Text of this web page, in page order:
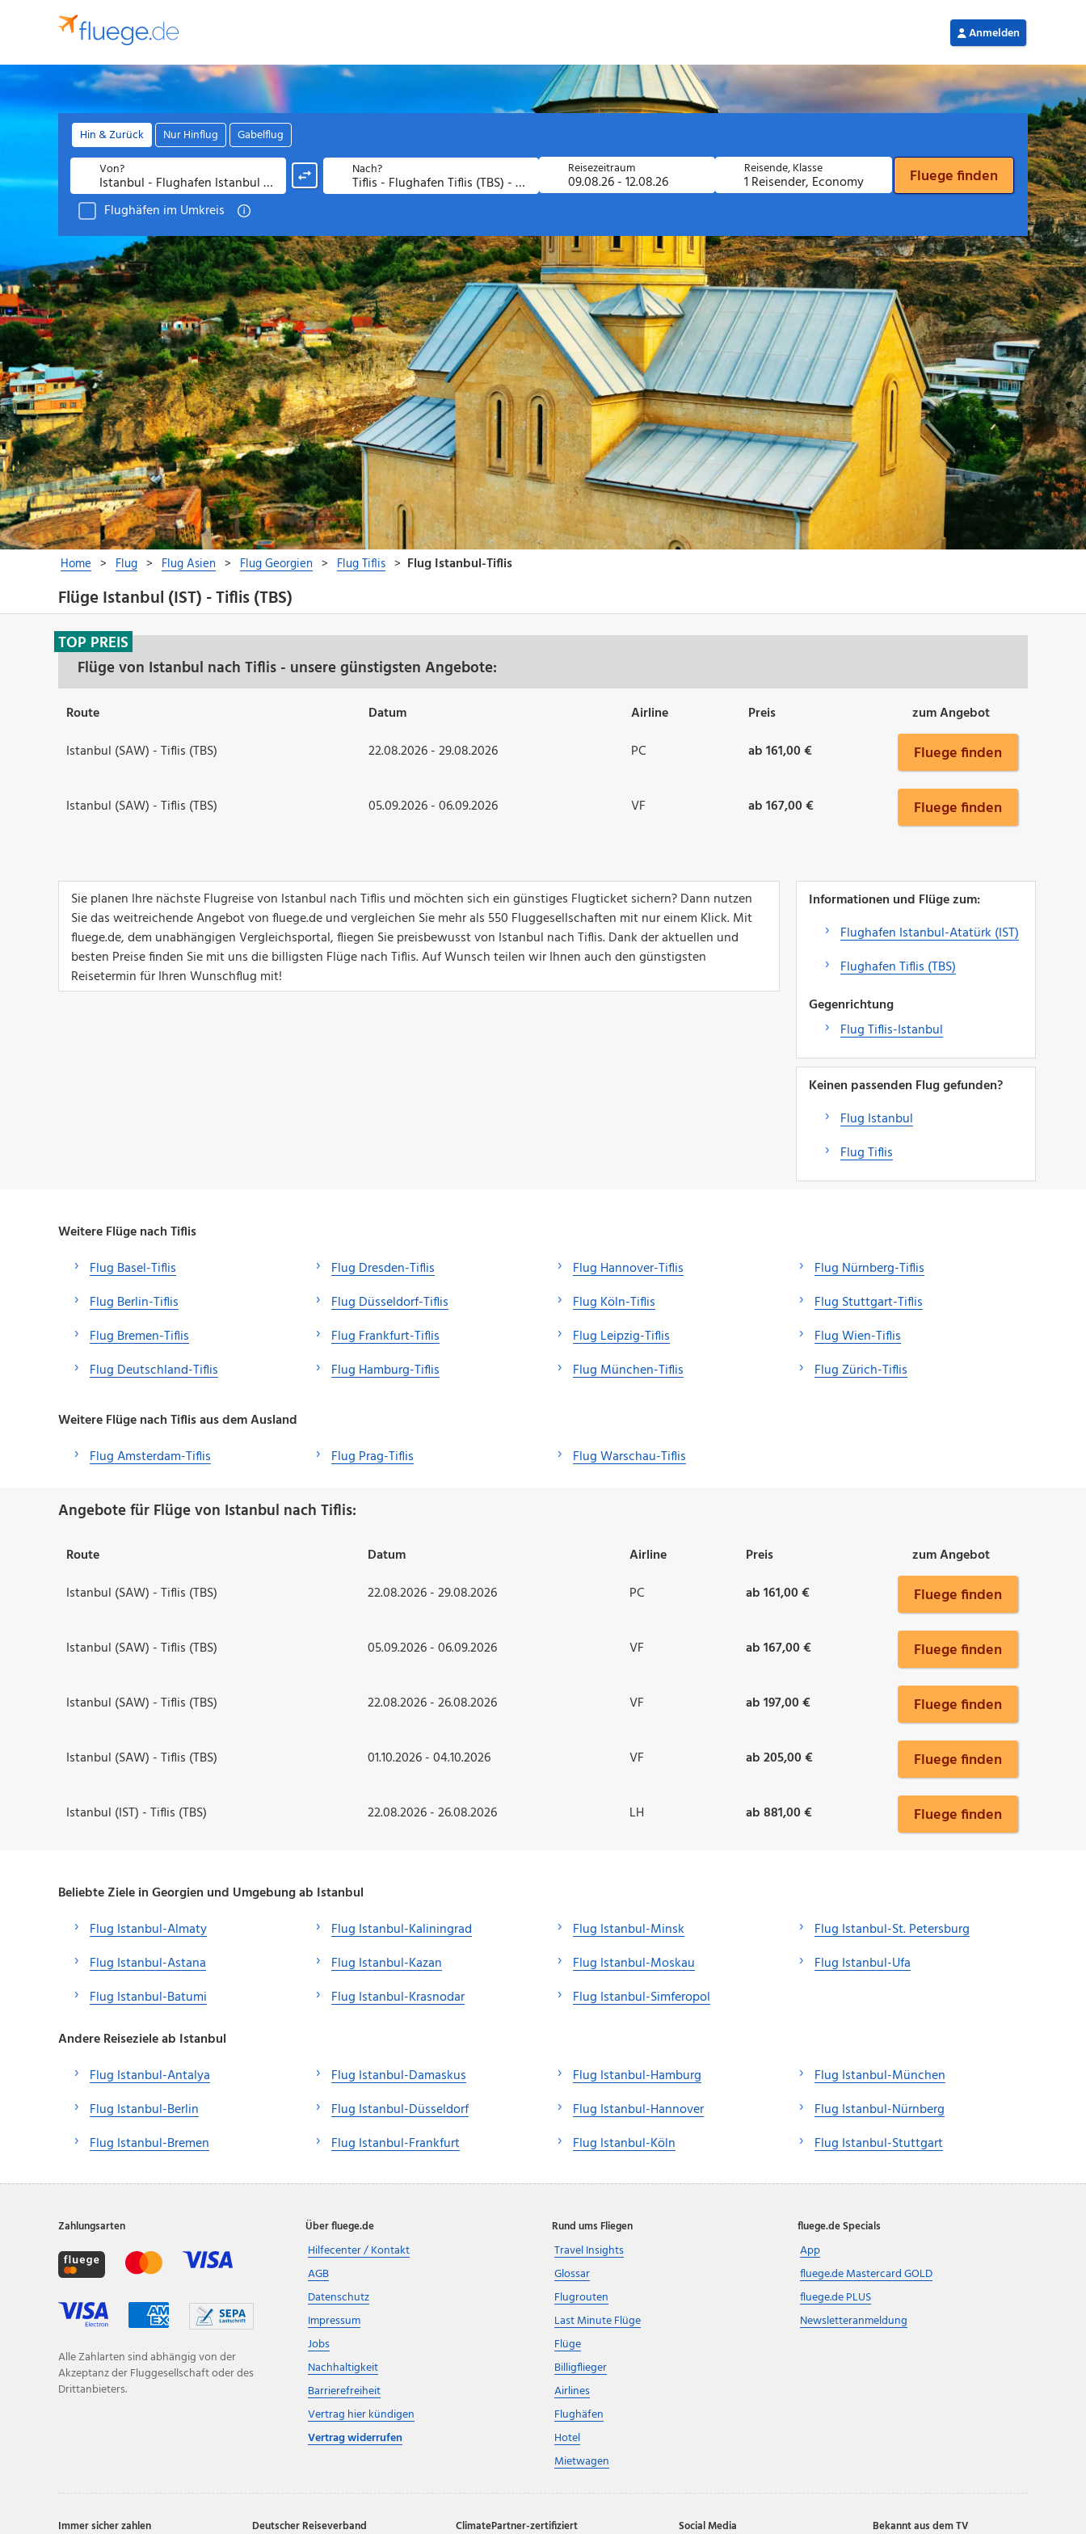
Flüge Istanbul (IST) - Tiflis (TBS)
Flüge von Istanbul nach Tiflis - unsere günstigsten Angebote:
TOP PREIS
Route Datum Airline Preis
zum Angebot
Istanbul (SAW) - Tiflis (TBS)
22.08.2026 - 29.08.2026 PC ab 161,00 € Fluege finden
Istanbul (SAW) - Tiflis (TBS) 05.09.2026 - 06.09.2026 VF ab 167,00 € Fluege finden
Sie planen Ihre nächste Flugreise von Istanbul nach Tiflis und möchten sich ein günstiges Flugticket sichern? Dann nutzen
Sie das weitreichende Angebot von fluege.de und vergleichen Sie mehr als 550 Fluggesellschaften mit nur einem Klick. Mit
fluege.de, dem unabhängigen Vergleichsportal, fliegen Sie preisbewusst von Istanbul nach Tiflis. Dank der aktuellen und
besten Preise finden Sie mit uns die billigsten Flüge nach Tiflis. Auf Wunsch teilen wir Ihnen auch den günstigsten
Reisetermin für Ihren Wunschflug mit!
Informationen und Flüge zum:
Flughafen Istanbul-Atatürk (IST)
Flughafen Tiflis (TBS)
Gegenrichtung
Flug Tiflis-Istanbul
Keinen passenden Flug gefunden?
Flug Istanbul
Flug Tiflis
Weitere Flüge nach Tiflis
Flug Basel-Tiflis
Flug Berlin-Tiflis
Flug Bremen-Tiflis
Flug Deutschland-Tiflis
Flug Dresden-Tiflis
Flug Düsseldorf-Tiflis
Flug Frankfurt-Tiflis
Flug Hamburg-Tiflis
Flug Hannover-Tiflis
Flug Köln-Tiflis
Flug Leipzig-Tiflis
Flug München-Tiflis
Flug Nürnberg-Tiflis
Flug Stuttgart-Tiflis
Flug Wien-Tiflis
Flug Zürich-Tiflis
Weitere Flüge nach Tiflis aus dem Ausland
Flug Amsterdam-Tiflis
Flug Prag-Tiflis Flug Warschau-Tiflis
Angebote für Flüge von Istanbul nach Tiflis:
Route Datum Airline Preis
zum Angebot
Istanbul (SAW) - Tiflis (TBS)
22.08.2026 - 29.08.2026 PC ab 161,00 € Fluege finden
Istanbul (SAW) - Tiflis (TBS) 05.09.2026 - 06.09.2026 VF ab 167,00 € Fluege finden
Istanbul (SAW) - Tiflis (TBS) 22.08.2026 - 26.08.2026 VF ab 197,00 € Fluege finden
Istanbul (SAW) - Tiflis (TBS) 01.10.2026 - 04.10.2026 VF ab 205,00 € Fluege finden
Istanbul (IST) - Tiflis (TBS) 22.08.2026 - 26.08.2026 LH ab 881,00 € Fluege finden
Beliebte Ziele in Georgien und Umgebung ab Istanbul
Flug Istanbul-Almaty
Flug Istanbul-Astana
Flug Istanbul-Batumi
Flug Istanbul-Kaliningrad
Flug Istanbul-Kazan
Flug Istanbul-Krasnodar
Flug Istanbul-Minsk
Flug Istanbul-Moskau
Flug Istanbul-Simferopol
Flug Istanbul-St. Petersburg
Flug Istanbul-Ufa
Andere Reiseziele ab Istanbul
Flug Istanbul-Antalya
Flug Istanbul-Berlin
Flug Istanbul-Bremen
Flug Istanbul-Damaskus
Flug Istanbul-Düsseldorf
Flug Istanbul-Frankfurt
Flug Istanbul-Hamburg
Flug Istanbul-Hannover
Flug Istanbul-Köln
Flug Istanbul-München
Flug Istanbul-Nürnberg
Flug Istanbul-Stuttgart